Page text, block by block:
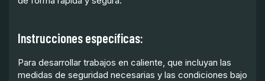
Instrucciones específicas:
Para desarrollar trabajos en caliente, que incluyan las
medidas de seguridad necesarias y las condiciones bajo